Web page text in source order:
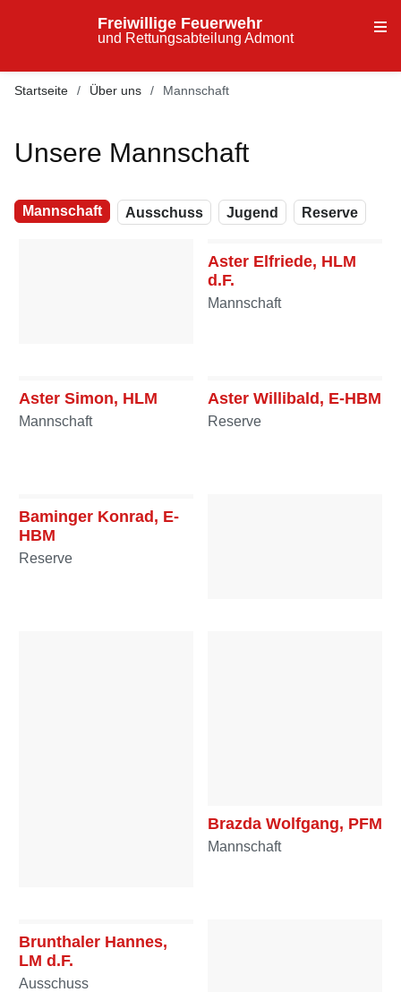
Freiwillige Feuerwehr
und Rettungsabteilung Admont
Startseite Über uns Mannschaft
Unsere Mannschaft
Mannschaft Ausschuss Jugend Reserve
Aster Elfriede, HLM
d.F.
Mannschaft
Aster Simon, HLM
Mannschaft
Aster Willibald, E-HBM
Reserve
Baminger Konrad, E-
HBM
Reserve
Mannschaft
Brazda Wolfgang, PFM
Mannschaft
Brunthaler Hannes,
LM d.F.
Ausschuss